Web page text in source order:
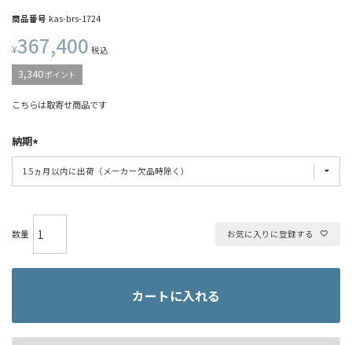
商品番号 kas-brs-1724
¥367,400 税込
3,340ポイント
こちらは取寄せ商品です
納期
お気に入りに登録する
カートに入れる